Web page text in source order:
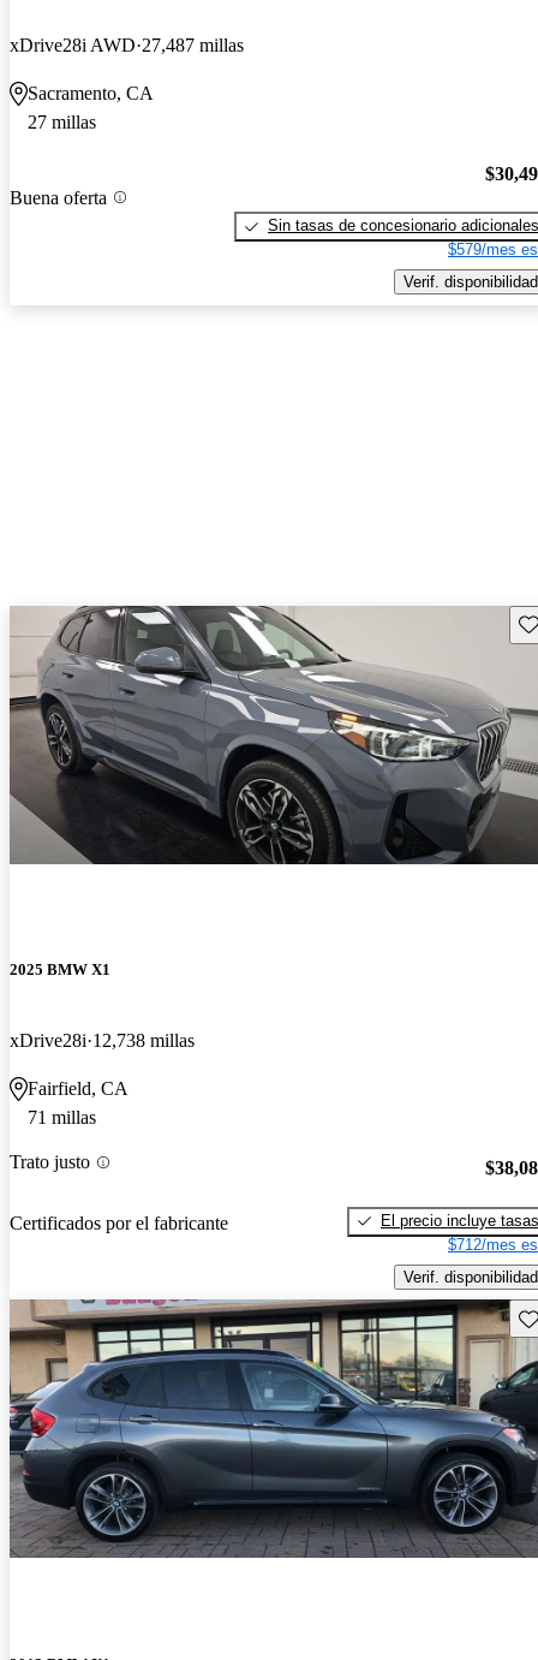
xDrive28i AWD 27,487 millas
Sacramento, CA
27 millas
Buena oferta
Sin tasas de concesionario adicionales
$579/mes
Verif. disponibilidad
2025 BMW X1
xDrive28i 12,738 millas
Fairfield, CA
71 millas
Trato justo
Certificados por el fabricante
El precio incluye tasas
$712/mes
Verif. disponibilidad